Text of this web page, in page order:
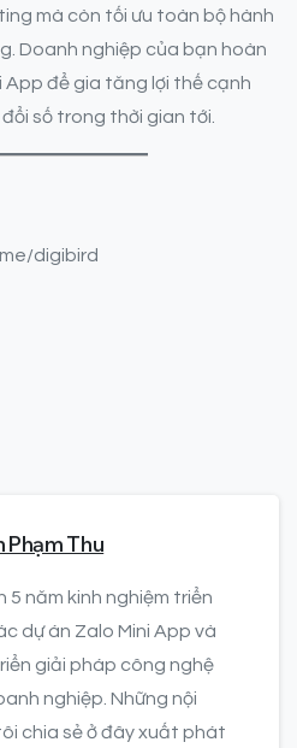
mà còn tối ưu toàn bộ hành
Doanh nghiệp của bạn hoàn
để gia tăng lợi thế cạnh
số trong thời gian tới.
digibird
Phạm Thu
5 năm kinh nghiệm triển
dự án Zalo Mini App và
giải pháp công nghệ
nghiệp. Những nội
chia sẻ ở đây xuất phát